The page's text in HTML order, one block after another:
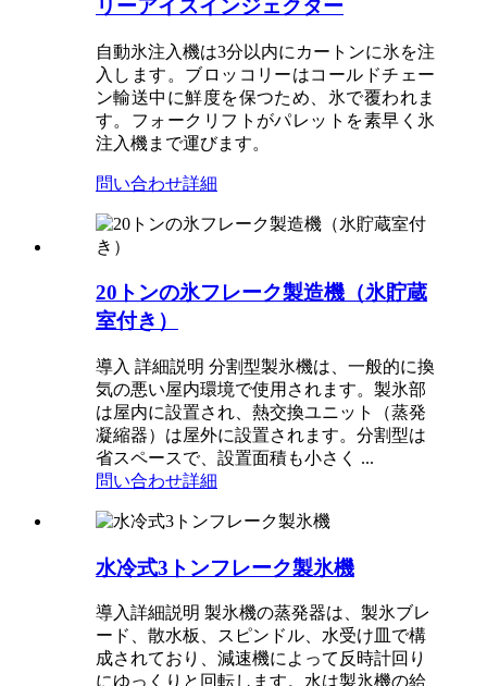
リーアイスインジェクター
自動氷注入機は3分以内にカートンに氷を注
入します。ブロッコリーはコールドチェー
ン輸送中に鮮度を保つため、氷で覆われま
す。フォークリフトがパレットを素早く氷
注入機まで運びます。
問い合わせ詳細
20トンの氷フレーク製造機（氷貯蔵
室付き）
導入 詳細説明 分割型製氷機は、一般的に換
気の悪い屋内環境で使用されます。製氷部
は屋内に設置され、熱交換ユニット（蒸発
凝縮器）は屋外に設置されます。分割型は
省スペースで、設置面積も小さく ...
問い合わせ詳細
水冷式3トンフレーク製氷機
導入詳細説明 製氷機の蒸発器は、製氷ブレ
ード、散水板、スピンドル、水受け皿で構
成されており、減速機によって反時計回り
にゆっくりと回転します。水は製氷機の給